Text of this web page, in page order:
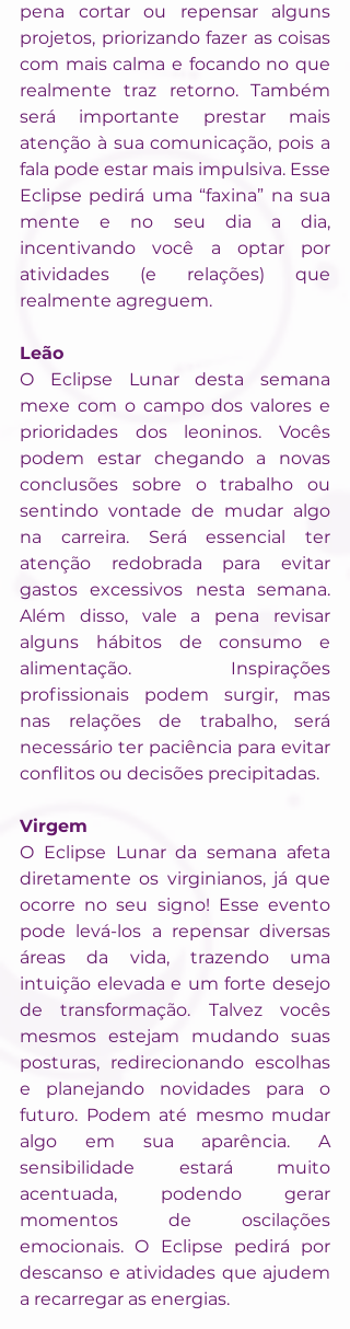
pena cortar ou repensar alguns
projetos, priorizando fazer as coisas
com mais calma e focando no que
realmente traz retorno. Também
será importante prestar mais
atenção à sua comunicação, pois a
fala pode estar mais impulsiva. Esse
Eclipse pedirá uma “faxina” na sua
mente e no seu dia a dia,
incentivando você a optar por
atividades (e relações) que
realmente agreguem.
Leão
O Eclipse Lunar desta semana
mexe com o campo dos valores e
prioridades dos leoninos. Vocês
podem estar chegando a novas
conclusões sobre o trabalho ou
sentindo vontade de mudar algo
na carreira. Será essencial ter
atenção redobrada para evitar
gastos excessivos nesta semana.
Além disso, vale a pena revisar
alguns hábitos de consumo e
alimentação. Inspirações
profissionais podem surgir, mas
nas relações de trabalho, será
necessário ter paciência para evitar
conflitos ou decisões precipitadas.
Virgem
O Eclipse Lunar da semana afeta
diretamente os virginianos, já que
ocorre no seu signo! Esse evento
pode levá-los a repensar diversas
áreas da vida, trazendo uma
intuição elevada e um forte desejo
de transformação. Talvez vocês
mesmos estejam mudando suas
posturas, redirecionando escolhas
e planejando novidades para o
futuro. Podem até mesmo mudar
algo em sua aparência. A
sensibilidade estará muito
acentuada, podendo gerar
momentos de oscilações
emocionais. O Eclipse pedirá por
descanso e atividades que ajudem
a recarregar as energias.